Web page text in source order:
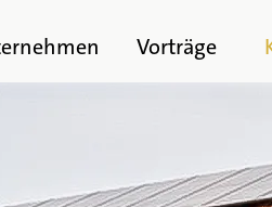
Vorträge